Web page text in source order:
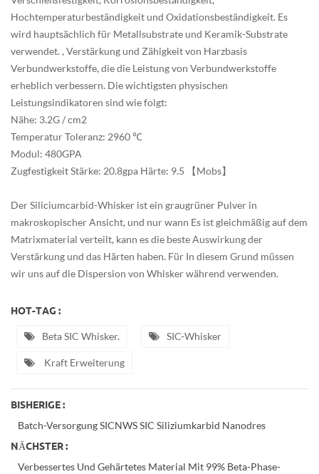
Hochtemperaturbeständigkeit und Oxidationsbeständigkeit. Es
wird hauptsächlich für Metallsubstrate und Keramik-Substrate
verwendet. , Verstärkung und Zähigkeit von Harzbasis
Verbundwerkstoffe, die die Leistung von Verbundwerkstoffe
erheblich verbessern. Die wichtigsten physischen
Leistungsindikatoren sind wie folgt:
Nähe: 3.2G / cm2
Temperatur Toleranz: 2960 ℃
Modul: 480GPA
Zugfestigkeit Stärke: 20.8gpa Härte: 9.5 【Mobs】
Der Siliciumcarbid-Whisker ist ein graugrüner Pulver in
makroskopischer Ansicht, und nur wann Es ist gleichmäßig auf dem
Matrixmaterial verteilt, kann es die beste Auswirkung der
Verstärkung und das Härten haben. Für In diesem Grund müssen
wir uns auf die Dispersion von Whisker während verwenden.
HOT-TAG :
Beta SIC Whisker. SIC-Whisker
Kraft Erweiterung
BISHERIGE :
Batch-Versorgung SICNWS SIC Siliziumkarbid Nanodres
NÄCHSTER :
Verbessertes Und Gehärtetes Material Mit 99% Beta-Phase-